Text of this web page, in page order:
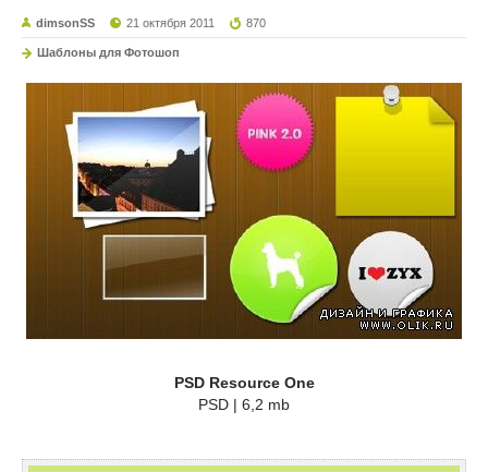
dimsonSS 21 октября 2011 870
Шаблоны для Фотошоп
PSD Resource One
PSD | 6,2 mb